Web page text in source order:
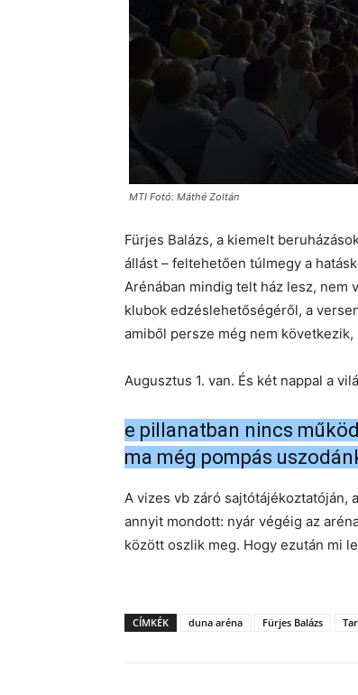
MTI Fotó: Máthé Zoltán
Fürjes Balázs, a kiemelt
állást – feltehetően túlmegy a
Arénában mindig telt ház lesz, nem
klubok edzéslehetőségéről, a
amiből persze még nem
Augusztus 1. van. És két nappal a
e pillanatban nincs
ma még pompás
A vizes vb záró sajtótájékoztatóján,
annyit mondott: nyár végéig az
között oszlik meg. Hogy ezután mi
CÍMKÉK duna aréna Fürjes Balázs